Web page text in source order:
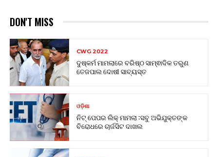
DON'T MISS
CWG 2022
ଦୁଷ୍କର୍ମ ମାମଲାରେ ବରିଷ୍ଠ ସାମ୍ଵାଦିକ ତରୁଣ
ତେଜପାଲ ଦୋଷୀ ସାବ୍ୟସ୍ତ
ଓଡ଼ିଶା
ନିଟ୍ ପେପର ଲିକ୍ ମାମଲା :ସବୁ ଅଭିଯୁକ୍ତଙ୍କ
ବିରୋଧରେ ଚାର୍ଜସିଟ ଦାଖଲ